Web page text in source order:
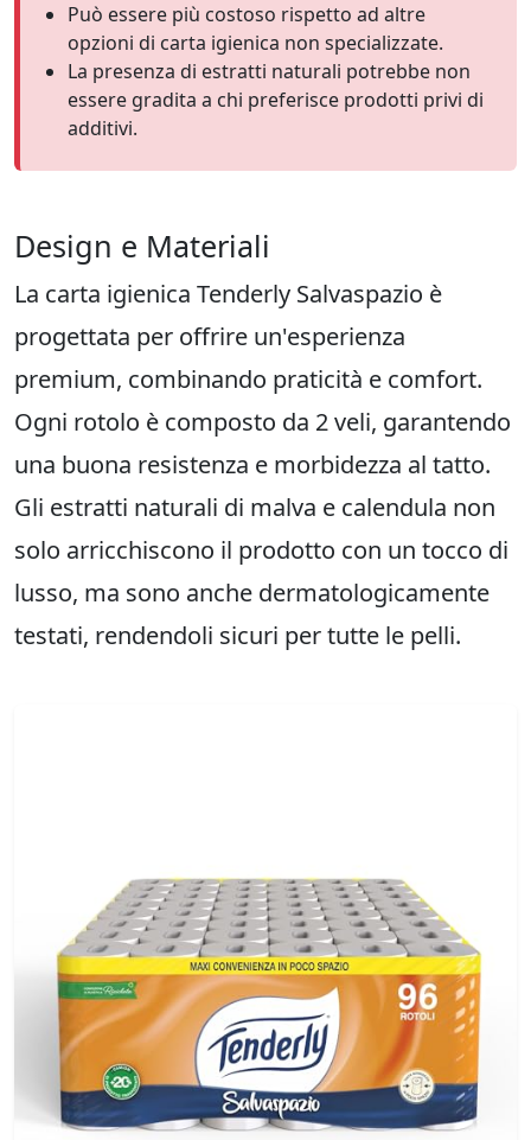
Può essere più costoso rispetto ad altre
opzioni di carta igienica non specializzate.
La presenza di estratti naturali potrebbe non
essere gradita a chi preferisce prodotti privi di
additivi.
Design e Materiali
La carta igienica Tenderly Salvaspazio è
progettata per offrire un'esperienza
premium, combinando praticità e comfort.
Ogni rotolo è composto da 2 veli, garantendo
una buona resistenza e morbidezza al tatto.
Gli estratti naturali di malva e calendula non
solo arricchiscono il prodotto con un tocco di
lusso, ma sono anche dermatologicamente
testati, rendendoli sicuri per tutte le pelli.